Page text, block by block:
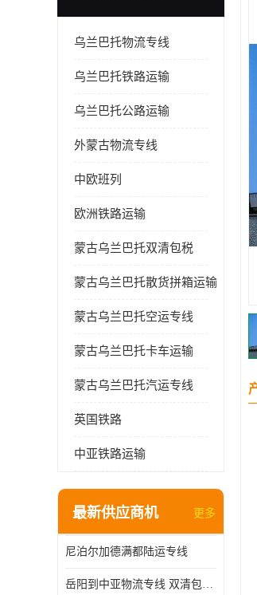
乌兰巴托物流专线
乌兰巴托铁路运输
乌兰巴托公路运输
外蒙古物流专线
中欧班列
欧洲铁路运输
蒙古乌兰巴托双清包税
蒙古乌兰巴托散货拼箱运输
蒙古乌兰巴托空运专线
蒙古乌兰巴托卡车运输
蒙古乌兰巴托汽运专线
英国铁路
中亚铁路运输
最新供应商机 更多
尼泊尔加德满都陆运专线
岳阳到中亚物流专线 双清包税 一站服务